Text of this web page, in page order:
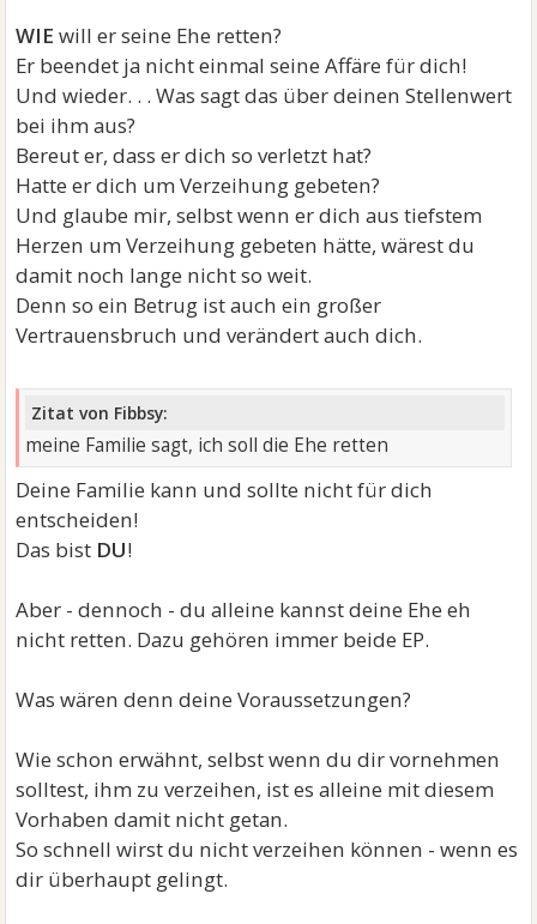
WIE will er seine Ehe retten?
Er beendet ja nicht einmal seine Affäre für dich!
Und wieder. . . Was sagt das über deinen Stellenwert
bei ihm aus?
Bereut er, dass er dich so verletzt hat?
Hatte er dich um Verzeihung gebeten?
Und glaube mir, selbst wenn er dich aus tiefstem
Herzen um Verzeihung gebeten hätte, wärest du
damit noch lange nicht so weit.
Denn so ein Betrug ist auch ein großer
Vertrauensbruch und verändert auch dich.
Zitat von Fibbsy:
meine Familie sagt, ich soll die Ehe retten
Deine Familie kann und sollte nicht für dich
entscheiden!
Das bist DU!
Aber - dennoch - du alleine kannst deine Ehe eh
nicht retten. Dazu gehören immer beide EP.
Was wären denn deine Voraussetzungen?
Wie schon erwähnt, selbst wenn du dir vornehmen
solltest, ihm zu verzeihen, ist es alleine mit diesem
Vorhaben damit nicht getan.
So schnell wirst du nicht verzeihen können - wenn es
dir überhaupt gelingt.